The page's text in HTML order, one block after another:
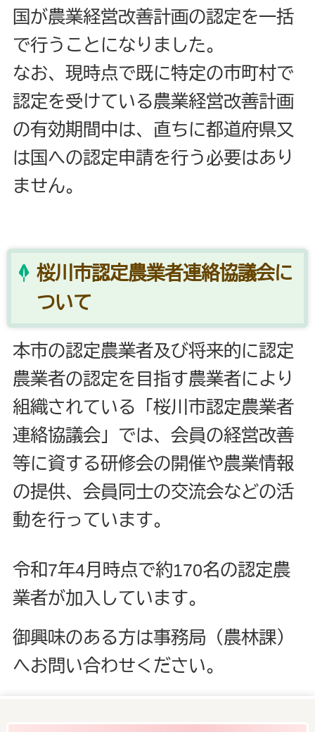
国が農業経営改善計画の認定を一括
で行うことになりました。
なお、現時点で既に特定の市町村で
認定を受けている農業経営改善計画
の有効期間中は、直ちに都道府県又
は国への認定申請を行う必要はあり
ません。
桜川市認定農業者連絡協議会に
ついて
本市の認定農業者及び将来的に認定
農業者の認定を目指す農業者により
組織されている「桜川市認定農業者
連絡協議会」では、会員の経営改善
等に資する研修会の開催や農業情報
の提供、会員同士の交流会などの活
動を行っています。
令和7年4月時点で約170名の認定農
業者が加入しています。
御興味のある方は事務局（農林課）
へお問い合わせください。